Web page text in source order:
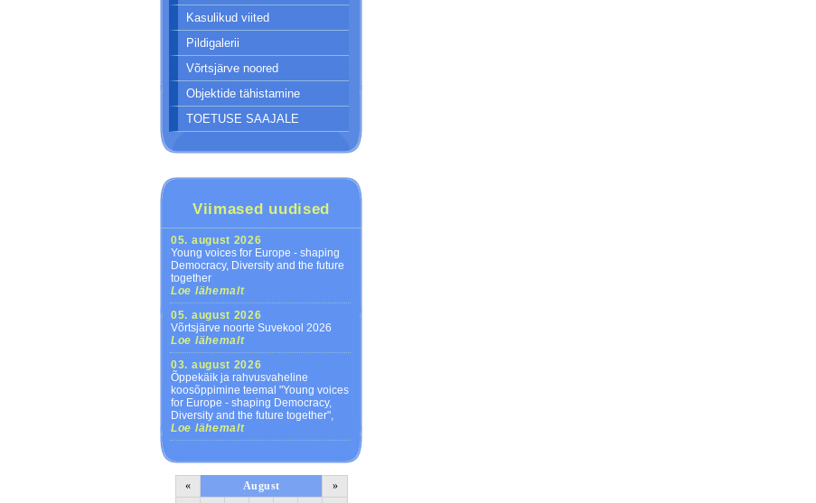
Kasulikud viited
Pildigalerii
Võrtsjärve noored
Objektide tähistamine
TOETUSE SAAJALE
Viimased uudised
05. august 2026
Young voices for Europe - shaping
Democracy, Diversity and the future
together
Loe lähemalt
05. august 2026
Võrtsjärve noorte Suvekool 2026
Loe lähemalt
03. august 2026
Õppekäik ja rahvusvaheline
koosõppimine teemal "Young voices
for Europe - shaping Democracy,
Diversity and the future together",
Loe lähemalt
« August »